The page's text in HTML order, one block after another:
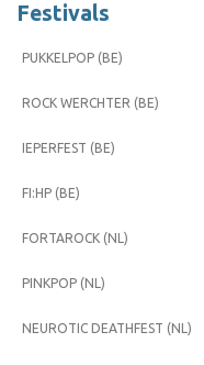
Festivals
PUKKELPOP (BE)
ROCK WERCHTER (BE)
IEPERFEST (BE)
FI:HP (BE)
FORTAROCK (NL)
PINKPOP (NL)
NEUROTIC DEATHFEST (NL)